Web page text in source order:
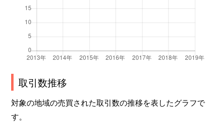
取引数推移
対象の地域の売買された取引数の推移を表したグラフで
す。